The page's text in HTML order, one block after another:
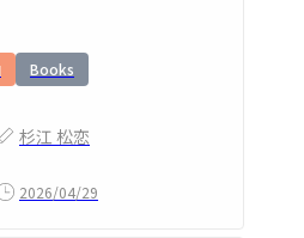
Books
杉江 松恋
2026/04/29